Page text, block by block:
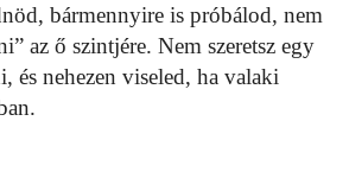
bármennyire is próbálod, nem
az ő szintjére. Nem szeretsz egy
és nehezen viseled, ha valaki